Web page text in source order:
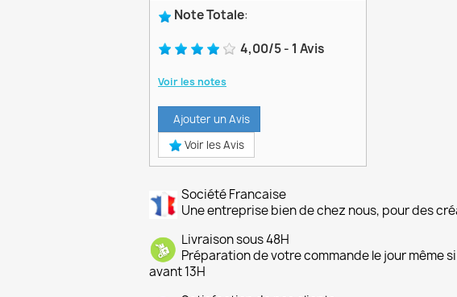
Note Totale:
4,00/5- 1 Avis
Voir les notes
Ajouter un Avis
Voir les Avis
Société Francaise
Une entreprise bien de chez nous, pour des
Livraison sous 48H
Préparation de votre commande le jour même
avant 13H